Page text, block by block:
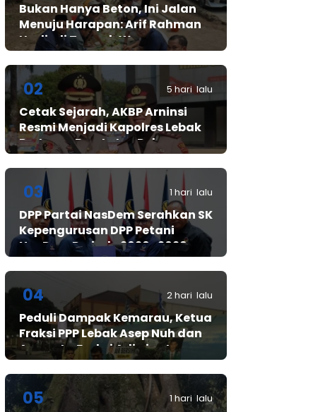
Bukan Hanya Beton, Ini Jalan
Menuju Harapan: Arif Rahman
Hadir di Tengah Warga
Cibadak
02 5 hari lalu
Cetak Sejarah, AKBP Arninsi
Resmi Menjadi Kapolres Lebak
Pertama Berstatus Polwan
03 1 hari lalu
DPP Partai NasDem Serahkan SK
Kepengurusan DPP Petani
NasDem Periode 2026–2029,
Arif Rahman, S.H. Resmi Pimpin
Nasdem
04 2 hari lalu
Peduli Dampak Kemarau, Ketua
Fraksi PPP Lebak Asep Nuh dan
Anggota Fraksi Adiwinata
Kusuma Salurkan Bantuan Air
Bersih untuk Warga
Bintangresm
05 1 hari lalu